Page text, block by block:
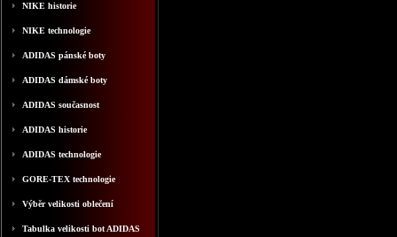
NIKE historie
NIKE technologie
ADIDAS pánské boty
ADIDAS dámské boty
ADIDAS současnost
ADIDAS historie
ADIDAS technologie
GORE-TEX technologie
Výběr velikosti oblečení
Tabulka velikosti bot ADIDAS